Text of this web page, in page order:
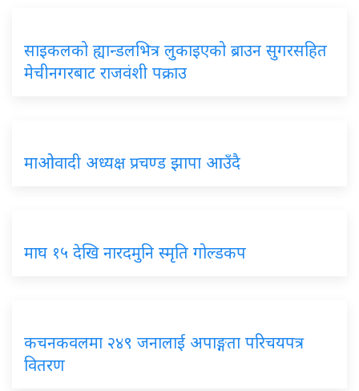
साइकलको ह्यान्डलभित्र लुकाइएको ब्राउन सुगरसहित
मेचीनगरबाट राजवंशी पक्राउ
माओवादी अध्यक्ष प्रचण्ड झापा आउँदै
माघ १५ देखि नारदमुनि स्मृति गोल्डकप
कचनकवलमा २४९ जनालाई अपाङ्गता परिचयपत्र
वितरण